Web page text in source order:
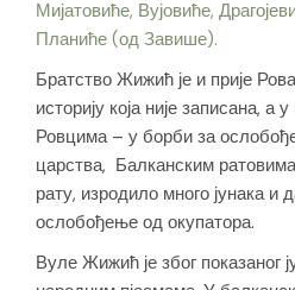
Мијатовиће, Вујовиће,
Планиће (од Завише).
Братство Жижић је и прије
историју која није записана,
Ровцима – у борби за
царства, Балканским
рату, изродило много јунака и
ослобођење од окупатора.
Вуле Жижић је због показаног